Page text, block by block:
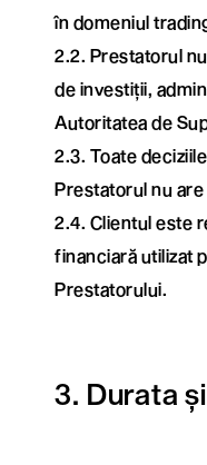
în domeniul
2.2. Prestatorul
de investiții,
Autoritatea de
2.3. Toate
Prestatorul nu
2.4. Clientul este
financiară utilizat
Prestatorului.
3. Durata